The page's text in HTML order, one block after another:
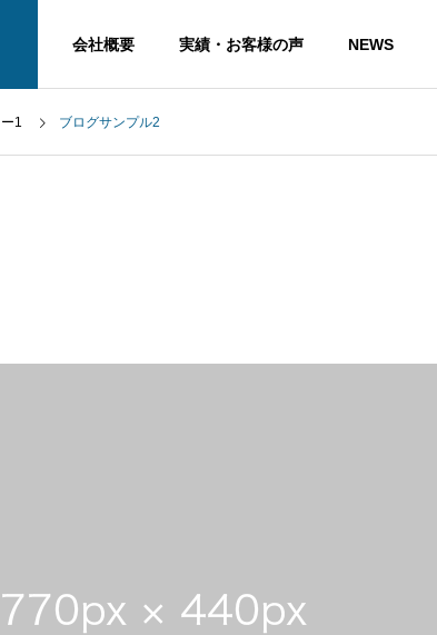
会社概要 実績・お客様の声 NEWS
1 ブログサンプル2